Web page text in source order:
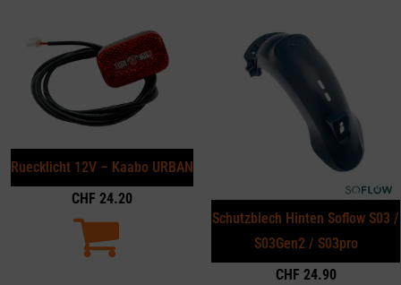
Ruecklicht 12V – Kaabo URBAN
CHF 24.20
Schutzblech Hinten Soflow S03 /
S03Gen2 / S03pro
CHF 24.90